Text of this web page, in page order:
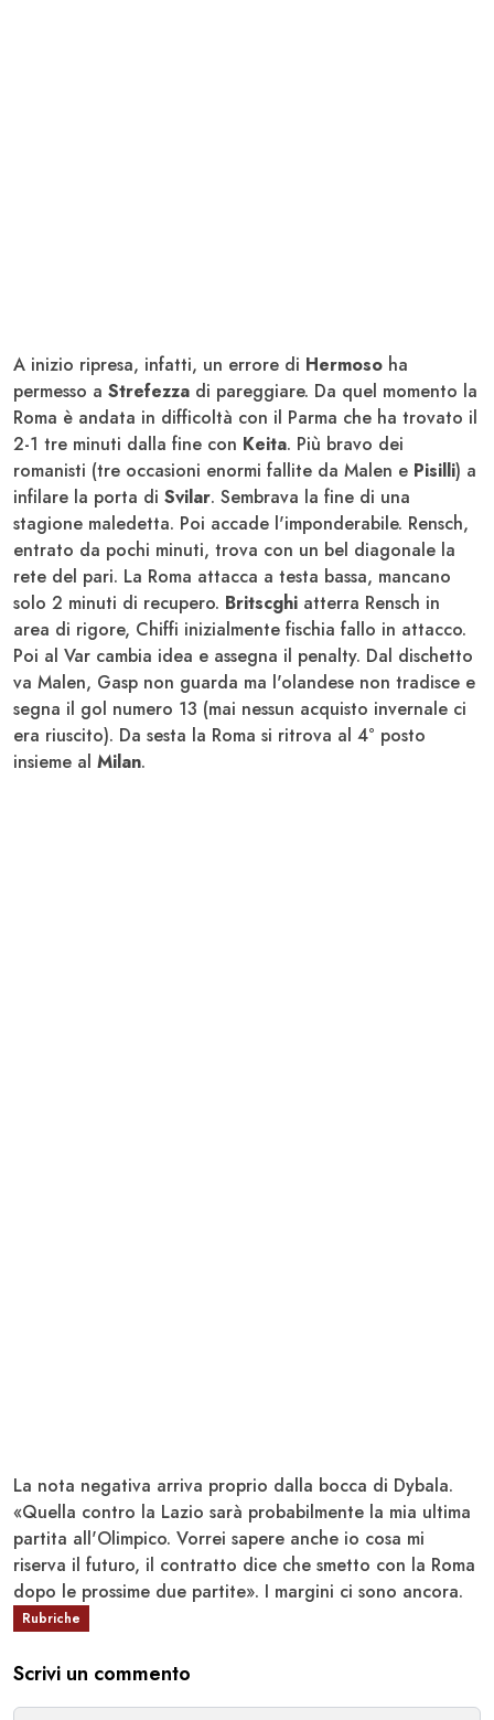
A inizio ripresa, infatti, un errore di Hermoso ha
permesso a Strefezza di pareggiare. Da quel momento la
Roma è andata in difficoltà con il Parma che ha trovato il
2-1 tre minuti dalla fine con Keita. Più bravo dei
romanisti (tre occasioni enormi fallite da Malen e Pisilli) a
infilare la porta di Svilar. Sembrava la fine di una
stagione maledetta. Poi accade l'imponderabile. Rensch,
entrato da pochi minuti, trova con un bel diagonale la
rete del pari. La Roma attacca a testa bassa, mancano
solo 2 minuti di recupero. Britscghi atterra Rensch in
area di rigore, Chiffi inizialmente fischia fallo in attacco.
Poi al Var cambia idea e assegna il penalty. Dal dischetto
va Malen, Gasp non guarda ma l'olandese non tradisce e
segna il gol numero 13 (mai nessun acquisto invernale ci
era riuscito). Da sesta la Roma si ritrova al 4° posto
insieme al Milan.
La nota negativa arriva proprio dalla bocca di Dybala.
«Quella contro la Lazio sarà probabilmente la mia ultima
partita all'Olimpico. Vorrei sapere anche io cosa mi
riserva il futuro, il contratto dice che smetto con la Roma
dopo le prossime due partite». I margini ci sono ancora.
Rubriche
Scrivi un commento